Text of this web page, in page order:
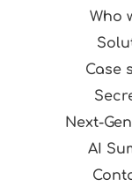
Who
Case
Next-
AI